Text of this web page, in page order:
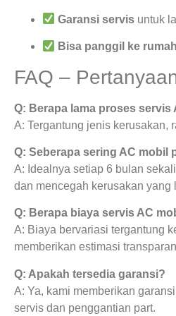
Garansi servis untuk
Bisa panggil ke
FAQ –
Q: Berapa lama proses servis
A: Tergantung jenis kerusakan,
Q: Seberapa sering AC mobil
A: Idealnya setiap 6 bulan
dan mencegah kerusakan yang
Q: Berapa biaya servis AC
A: Biaya bervariasi tergantung
memberikan estimasi
Q: Apakah tersedia garansi?
A: Ya, kami memberikan
servis dan penggantian part.